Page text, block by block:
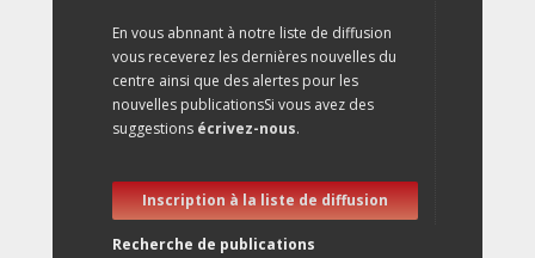
En vous abnnant à notre liste de diffusion
vous receverez les dernières nouvelles du
centre ainsi que des alertes pour les
nouvelles publicationsSi vous avez des
suggestions écrivez-nous.
Inscription à la liste de diffusion
Recherche de publications